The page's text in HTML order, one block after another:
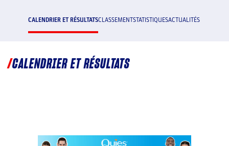
CALENDRIER ET RÉSULTATSCLASSEMENTSTATISTIQUESACTUALITÉS
CALENDRIER ET RÉSULTATS